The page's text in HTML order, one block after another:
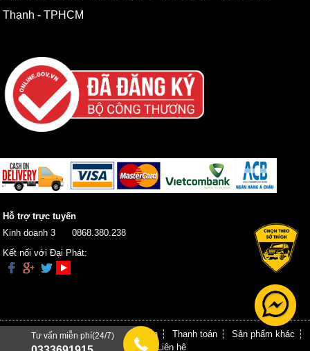
Thạnh - TPHCM
Hỗ trợ trực tuyến
Kinh doanh 3
0868.380.238
Kết nối với Đại Phát:
Trang chủ Giới thiệu Hướng dẫn Thanh toán
Sản phẩm khác
Tin tức
Liên hệ
Tư vấn miễn phí(24/7)